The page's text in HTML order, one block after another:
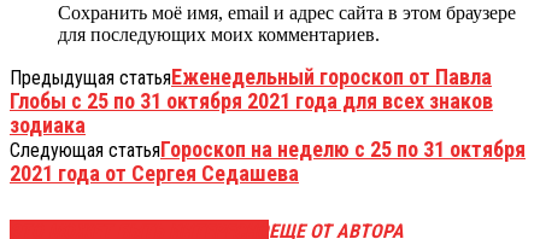
Сохранить моё имя, email и адрес сайта в этом браузере
для последующих моих комментариев.
Предыдущая статьяЕженедельный гороскоп от Павла
Глобы c 25 по 31 октября 2021 года для всех знаков
зодиака
Следующая статьяГороскоп на неделю с 25 по 31 октября
2021 года от Сергея Седашева
ЕЩЕ ОТ АВТОРА